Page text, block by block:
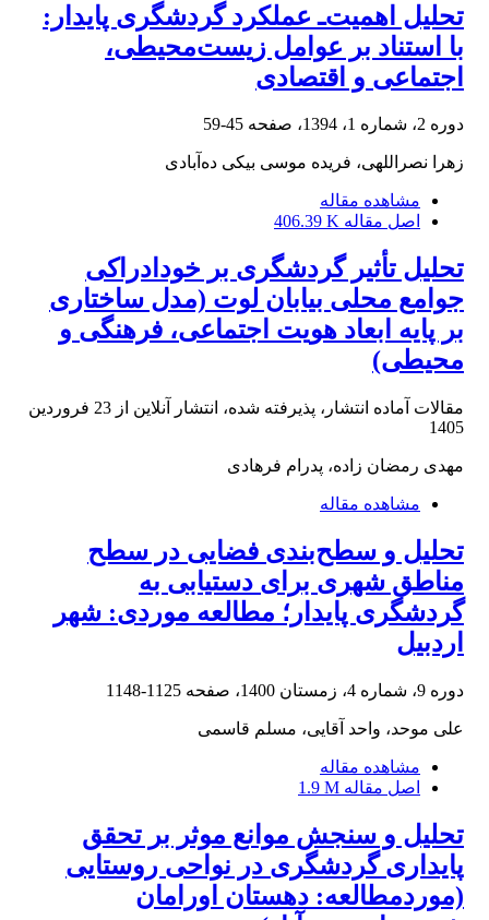
تحلیل اهمیت‌ـ عملکرد گردشگری پایدار:
با استناد بر عوامل زیست‌محیطی،
اجتماعی و اقتصادی
دوره 2، شماره 1، 1394، صفحه 45-59
زهرا نصراللهی، فریده موسی بیکی ده‌آبادی
مشاهده مقاله
اصل مقاله 406.39 K
تحلیل تأثیر گردشگری بر خودادراکی
جوامع محلی بیابان لوت (مدل ساختاری
بر پایه ابعاد هویت اجتماعی، فرهنگی و
محیطی)
مقالات آماده انتشار، پذیرفته شده، انتشار آنلاین از
23 فروردین
1405
مهدی رمضان زاده، پدرام فرهادی
مشاهده مقاله
تحلیل و سطح‌بندی فضایی در سطح
مناطق شهری برای دستیابی به
گردشگری پایدار؛ مطالعه موردی: شهر
اردبیل
دوره 9، شماره 4، زمستان 1400، صفحه 1125-1148
علی موحد، واحد آقایی، مسلم قاسمی
مشاهده مقاله
اصل مقاله 1.9 M
تحلیل و سنجش موانع موثر بر تحقق
پایداری گردشگری در نواحی روستایی
(مورد‌مطالعه: دهستان اورامان